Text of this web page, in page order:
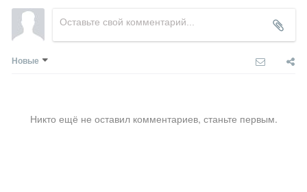
Новые
Никто ещё не оставил комментариев, станьте первым.